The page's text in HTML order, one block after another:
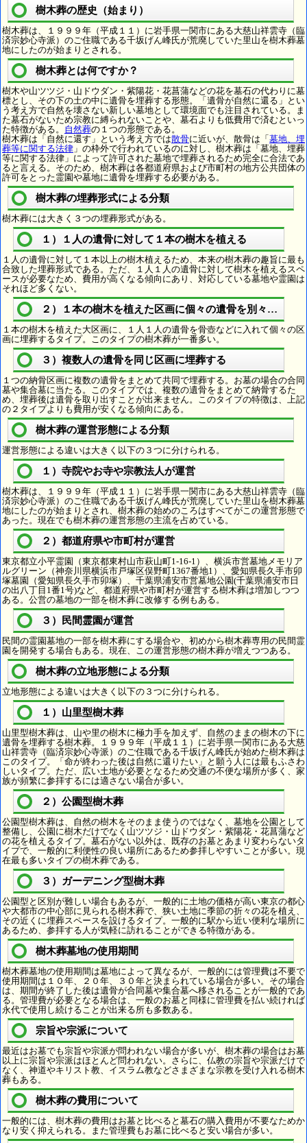
樹木葬の歴史（始まり）
樹木葬は、１９９９年（平成１１）に岩手県一関市にある大慈山祥雲寺（臨
済宗妙心寺派）のご住職である千坂げん峰氏が荒廃していた里山を樹木葬墓
地にしたのが始まりとされる。
樹木葬とは何ですか？
樹木や山ツツジ・山ドウダン・紫陽花・花菖蒲などの花を墓石の代わりに墓
標とし、その下の土の中に遺骨を埋葬する形態。「遺骨が自然に還る」とい
う考え方で自然を壊さない新しい墓地として環境面でも注目されている。ま
た墓石がないため宗教に縛られないことや、墓石よりも低費用で済むといっ
た特徴がある。 自然葬の１つの形態である。
樹木葬は「自然に還す」という考え方では散骨に近いが、散骨は「 墓地、埋
葬等に関する法律 」の枠外で行われているのに対し、樹木葬は「墓地、埋葬
等に関する法律」によって許可された墓地で埋葬されるため完全に合法であ
ると言える。そのため、樹木葬は各都道府県および市町村の地方公共団体の
許可をとった霊園や墓地に遺骨を埋葬する必要がある。
樹木葬の埋葬形式による分類
樹木葬には大きく３つの埋葬形式がある。
１）１人の遺骨に対して１本の樹木を植える
１人の遺骨に対して１本以上の樹木植えるため、本来の樹木葬の趣旨に最も
合致した埋葬形式である。ただ、１人１人の遺骨に対して樹木を植えるスペ
ースが必要なため、費用が高くなる傾向にあり、対応している墓地や霊園は
それほど多くない。
２）１本の樹木を植えた区画に個々の遺骨を別々に埋葬
１本の樹木を植えた大区画に、１人１人の遺骨を骨壺などに入れて個々の区
画に埋葬するタイプ。このタイプの樹木葬が一番多い。
３）複数人の遺骨を同じ区画に埋葬する
１つの納骨区画に複数の遺骨をまとめて共同で埋葬する。お墓の場合の合同
墓や集合墓に当たる。このタイプでは、複数の遺骨をまとめて納骨するた
め、埋葬後は遺骨を取り出すことが出来ません。このタイプの特徴は、上記
の２タイプよりも費用が安くなる傾向にある。
樹木葬の運営形態による分類
運営形態による違いは大きく以下の３つに分けられる。
１）寺院やお寺や宗教法人が運営
樹木葬は、１９９９年（平成１１）に岩手県一関市にある大慈山祥雲寺（臨
済宗妙心寺派）のご住職である千坂げん峰氏が荒廃していた里山を樹木葬墓
地にしたのが始まりとされ、樹木葬の始めのころはすべてがこの運営形態で
あった。現在でも樹木葬の運営形態の主流を占めている。
２）都道府県や市町村が運営
東京都立小平霊園（東京都東村山市萩山町1-16-1）、横浜市営墓地メモリア
ルグリーン（神奈川県横浜市戸塚区俣野町1367番地1）、愛知県長久手市卯
塚墓園（愛知県長久手市卯塚）、千葉県浦安市営墓地公園(千葉県浦安市日
の出八丁目1番1号)など、都道府県や市町村が運営する樹木葬は増加しつつ
ある。公営の墓地の一部を樹木葬に改修する例もある。
３）民間霊園が運営
民間の霊園墓地の一部を樹木葬にする場合や、初めから樹木葬専用の民間霊
園を開発する場合もある。現在、この運営形態の樹木葬が増えつつある。
樹木葬の立地形態による分類
立地形態による違いは大きく以下の３つに分けられる。
１）山里型樹木葬
山里型樹木葬は、山や里の樹木に極力手を加えず、自然のままの樹木の下に
遺骨を埋葬する樹木葬。１９９９年（平成１１）に岩手県一関市にある大慈
山祥雲寺（臨済宗妙心寺派）のご住職である千坂げん峰氏が始めた樹木葬は
このタイプ。「命が終わった後は自然に還りたい」と願う人には最もふさわ
しいタイプ。ただ、広い土地が必要となるため交通の不便な場所が多く、家
族が頻繁に参拝するには適さない場合が多い。
２）公園型樹木葬
公園型樹木葬は、自然の樹木をそのまま使うのではなく、墓地を公園として
整備し、公園に樹木だけでなく山ツツジ・山ドウダン・紫陽花・花菖蒲など
の花を植えるタイプ。墓石がない以外は、既存のお墓とあまり変わらないタ
イプで、一般的に利便性の良い場所にあるため参拝しやすいことが多い。現
在最も多いタイプの樹木葬である。
３）ガーデニング型樹木葬
公園型と区別が難しい場合もあるが、一般的に土地の価格が高い東京の都心
や大都市の中心部に見られる樹木葬で、狭い土地に季節の折々の花を植え、
その近くに埋葬スペースを設けるタイプ。一般的に駅から近い便利な場所に
あるため、参拝する人が気軽に訪れることができる特徴がある。
樹木葬墓地の使用期間
樹木葬墓地の使用期間は墓地によって異なるが、一般的には管理費は不要で
使用期間は１０年、２０年、３０年と決まられている場合が多い。その場合
は、期間が終了した後は遺骨が合同墓や集合墓へ移されることが一般的であ
る。管理費が必要となる場合は、一般のお墓と同様に管理費を払い続ければ
永代で使用し続けることが出来る所も多数ある。
宗旨や宗派について
最近はお墓でも宗旨や宗派が問われない場合が多いが、樹木葬の場合はお墓
以上に宗旨や宗派はほとんど問われない。さらに、仏教の宗旨や宗派だけで
なく、神道やキリスト教、イスラム教などさまざまな宗教を受け入れる樹木
葬もある。
樹木葬の費用について
一般的には、樹木葬の費用はお墓と比べると墓石の購入費用が不要なためか
なり安く抑えられる。また管理費もお墓に比べると安い場合が多い。